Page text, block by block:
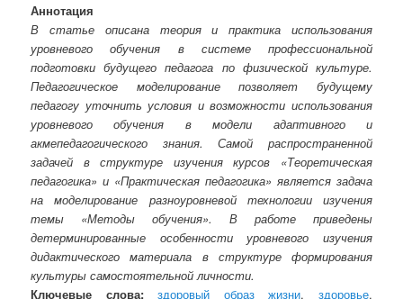
Аннотация
В статье описана теория и практика использования
уровневого обучения в системе профессиональной
подготовки будущего педагога по физической культуре.
Педагогическое моделирование позволяет будущему
педагогу уточнить условия и возможности использования
уровневого обучения в модели адаптивного и
акмепедагогического знания. Самой распространенной
задачей в структуре изучения курсов «Теоретическая
педагогика» и «Практическая педагогика» является задача
на моделирование разноуровневой технологии изучения
темы «Методы обучения». В работе приведены
детерминированные особенности уровневого изучения
дидактического материала в структуре формирования
культуры самостоятельной личности.
Ключевые слова:
здоровый образ жизни, здоровье,